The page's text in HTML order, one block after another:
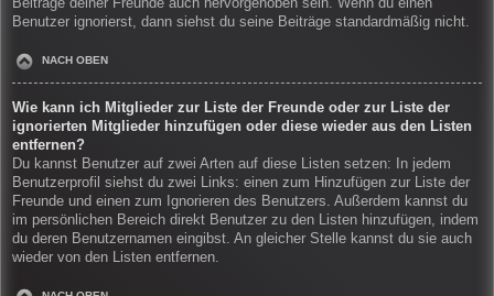
Beiträge deiner Freunde auch hervorgehoben sein. Wenn du einen
Benutzer ignorierst, dann siehst du seine Beiträge standardmäßig nicht.
NACH OBEN
Wie kann ich Mitglieder zur Liste der Freunde oder zur Liste der
ignorierten Mitglieder hinzufügen oder diese wieder aus den Listen
entfernen?
Du kannst Benutzer auf zwei Arten auf diese Listen setzen: In jedem
Benutzerprofil siehst du zwei Links: einen zum Hinzufügen zur Liste der
Freunde und einen zum Ignorieren des Benutzers. Außerdem kannst du
im persönlichen Bereich direkt Benutzer zu den Listen hinzufügen, indem
du deren Benutzernamen eingibst. An gleicher Stelle kannst du sie auch
wieder von den Listen entfernen.